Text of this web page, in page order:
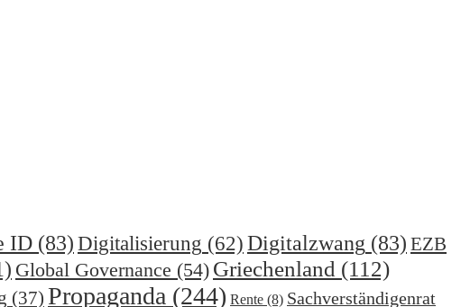
ID (83) Digitalisierung (62) Digitalzwang (83) EZB
Global Governance (54) Griechenland (112)
(37) Propaganda (244) Rente (8) Sachverständigenrat